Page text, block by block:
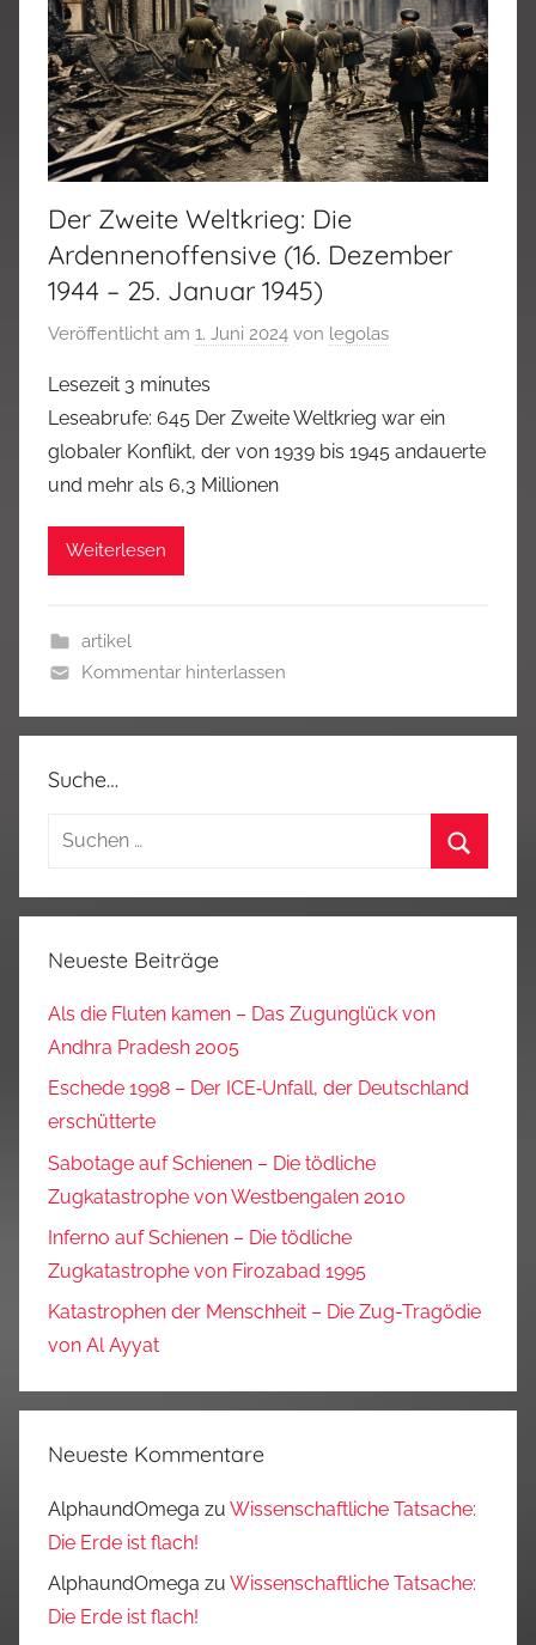
Der Zweite Weltkrieg: Die
Ardennenoffensive (16. Dezember
1944 – 25. Januar 1945)
Veröffentlicht am 1. Juni 2024 von legolas
Lesezeit 3 minutes
Leseabrufe: 645 Der Zweite Weltkrieg war ein
globaler Konflikt, der von 1939 bis 1945 andauerte
und mehr als 6,3 Millionen
Weiterlesen
artikel
Kommentar hinterlassen
Suche…
Suchen
Neueste Beiträge
Als die Fluten kamen – Das Zugunglück von
Andhra Pradesh 2005
Eschede 1998 – Der ICE‑Unfall, der Deutschland
erschütterte
Sabotage auf Schienen – Die tödliche
Zugkatastrophe von Westbengalen 2010
Inferno auf Schienen – Die tödliche
Zugkatastrophe von Firozabad 1995
Katastrophen der Menschheit – Die Zug-Tragödie
von Al Ayyat
Neueste Kommentare
AlphaundOmega zu Wissenschaftliche Tatsache:
Die Erde ist flach!
AlphaundOmega zu Wissenschaftliche Tatsache:
Die Erde ist flach!